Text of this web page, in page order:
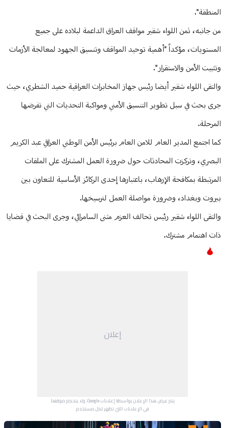
المنطقة".
من جانبه، ثمن اللواء شقير مواقف العراق الداعمة لبلاده على جميع
المستويات، مؤكداً "أهمية توحيد المواقف وتنسيق الجهود لمعالجة الأزمات
وتثبيت الأمن والاستقرار".
والتقى اللواء شقير أيضا رئيس جهاز المخابرات العراقية حميد الشطري، حيث
جرى بحث في سبل تطوير التنسيق الأمني ومواكبة التحديات التي تفرضها
المرحلة.
كما اجتمع المدير العام للامن العام برئيس الأمن الوطني العراقي عبد الكريم
البصري، وتركزت المحادثات حول ضرورة العمل المشترك على الملفات
المرتبطة بمكافحة الإرهاب، باعتبارها إحدى الركائز الأساسية للتعاون بين
بيروت وبغداد، وضرورة مواصلة العمل لترسيخها.
والتقى اللواء شقير رئيس تحالف العزم مثنى السامرائي، وجرى البحث في قضايا
ذات اهتمام مشترك.
إعلان
يتم عرض هذا الإعلان بواسطة إعلانات Google، ولا يتحكم موقعنا
في الإعلانات التي تظهر لكل مستخدم.